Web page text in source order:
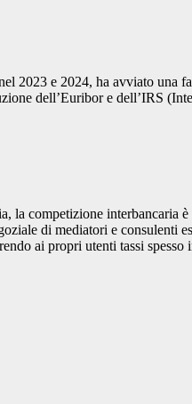
2023 e 2024, ha avviato una
dell’Euribor e dell’IRS
competizione interbancaria
di mediatori e consulenti
ai propri utenti tassi spesso